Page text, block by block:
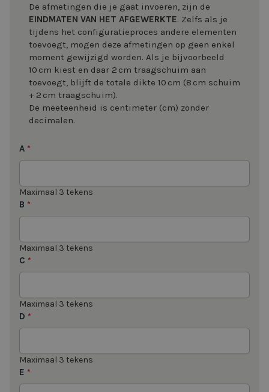
De afmetingen die je gaat invoeren, zijn de
EINDMATEN VAN HET AFGEWERKTE. Zelfs als je
tijdens het configuratieproces andere elementen
toevoegt, mogen deze afmetingen op geen enkel
moment gewijzigd worden. Als je bijvoorbeeld
10 cm kiest en daar 2 cm traagschuim aan
toevoegt, blijft de totale dikte 10 cm (8 cm schuim
+ 2 cm traagschuim).
De meeteenheid is centimeter (cm) zonder
decimalen.
A *
Maximaal 3 tekens
B *
Maximaal 3 tekens
C *
Maximaal 3 tekens
D *
Maximaal 3 tekens
E *